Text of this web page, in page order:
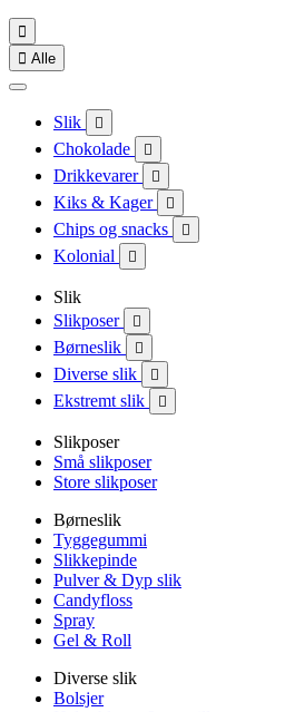

 Alle
Slik 
Chokolade 
Drikkevarer 
Kiks & Kager 
Chips og snacks 
Kolonial 
Slik
Slikposer

Børneslik 
Diverse slik 
Ekstremt slik 
Slikposer
Små slikposer
Store slikposer
Børneslik
Tyggegummi
Slikkepinde
Pulver & Dyp slik
Candyfloss
Spray
Gel & Roll
Diverse slik
Bolsjer